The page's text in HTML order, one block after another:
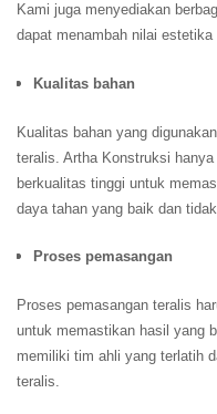
Kami juga menyediakan
dapat menambah nilai
Kualitas bahan
Kualitas bahan yang
teralis. Artha Konstruksi
berkualitas tinggi untuk
daya tahan yang baik dan
Proses pemasangan
Proses pemasangan teralis
untuk memastikan hasil yang
memiliki tim ahli yang terlatih
teralis.